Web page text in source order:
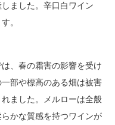
ました。辛口白ワイン
。
、春の霜害の影響を受け
部や標高のある畑は被害
ました。メルローは全般
かな質感を持つワインが